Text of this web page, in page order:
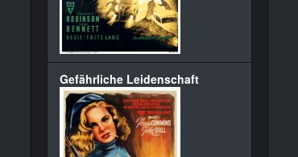
Gefährliche Leidenschaft